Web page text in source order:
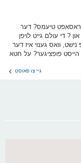
טיעמס? דער
? די עולם גייט לויפן
וואס גענוי איז דער
פופציגער? על חטא
גיי צו פאוסט